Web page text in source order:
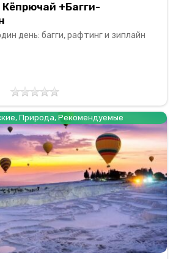
+Багги-
день: багги, рафтинг и зиплайн
, Природа, Рекомендуемые